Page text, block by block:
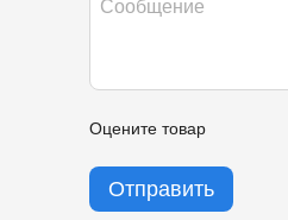
Оцените товар
Отправить